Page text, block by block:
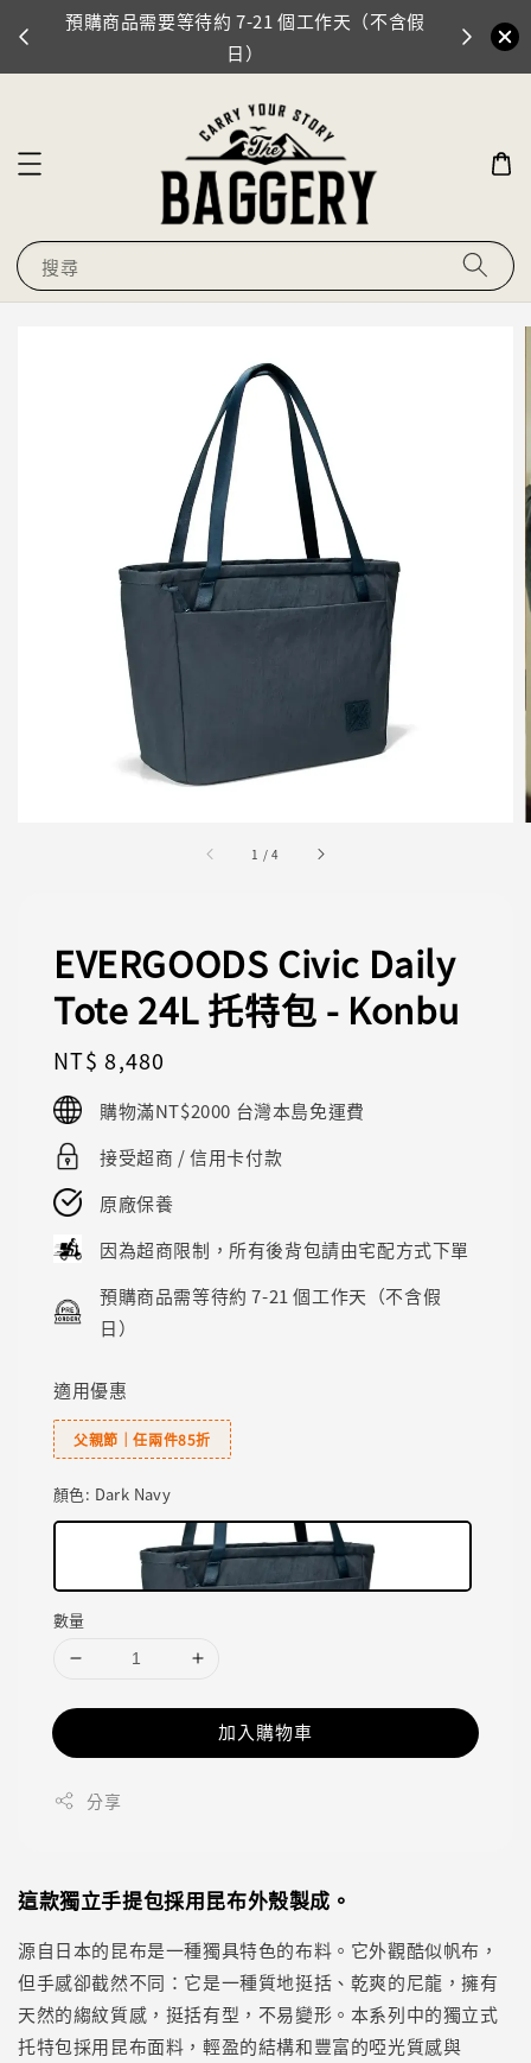
預購商品需要等待約 7-21 個工作天（不含假
日）
門市地
搜尋
1 /4
EVERGOODS Civic Daily
Tote 24L 托特包 - Konbu
Regular
price
NT$ 8,480
購物滿NT$2000 台灣本島免運費
接受超商 / 信用卡付款
原廠保養
因為超商限制，所有後背包請由宅配方式下單
預購商品需等待約 7-21 個工作天（不含假
日）
適用優惠
父親節｜任兩件85折
顏色: Dark Navy
數量
加入購物車
分享
這款獨立手提包採用昆布外殼製成。
源自日本的昆布是一種獨具特色的布料。它外觀酷似帆布，
但手感卻截然不同：它是一種質地挺括、乾爽的尼龍，擁有
天然的縐紋質感，挺括有型，不易變形。本系列中的獨立式
托特包採用昆布面料，輕盈的結構和豐富的啞光質感與